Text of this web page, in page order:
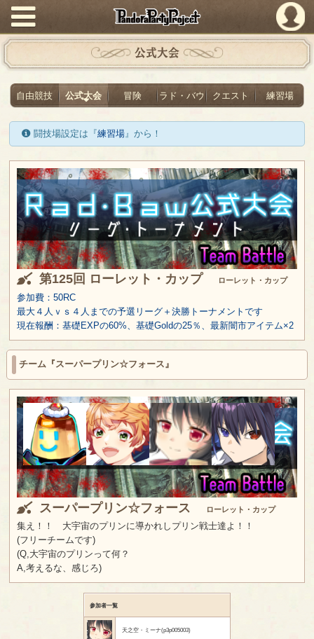
PandoraPartyProject
公式大会
自由競技 公式大会 冒険 ラド・バウ クエスト 練習場
闘技場設定は『練習場』から！
第125回 ローレット・カップ ローレット・カップ
参加費：50RC
最大４人ｖｓ４人までの予選リーグ＋決勝トーナメントです
現在報酬：基礎EXPの60%、基礎Goldの25％、最新闇市アイテム×2
チーム『スーパープリン☆フォース』
スーパープリン☆フォース ローレット・カップ
集え！！ 大宇宙のプリンに導かれしプリン戦士達よ！！
(フリーチームです)
(Q,大宇宙のプリンって何？
A,考えるな、感じろ)
参加者一覧
天之空・ミーナ(p3p005003)